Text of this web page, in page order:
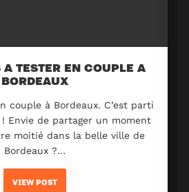
TESTER EN COUPLE A
BORDEAUX
couple à Bordeaux. C’est parti
Envie de partager un moment
moitié dans la belle ville de
Bordeaux ?…
VIEW POST